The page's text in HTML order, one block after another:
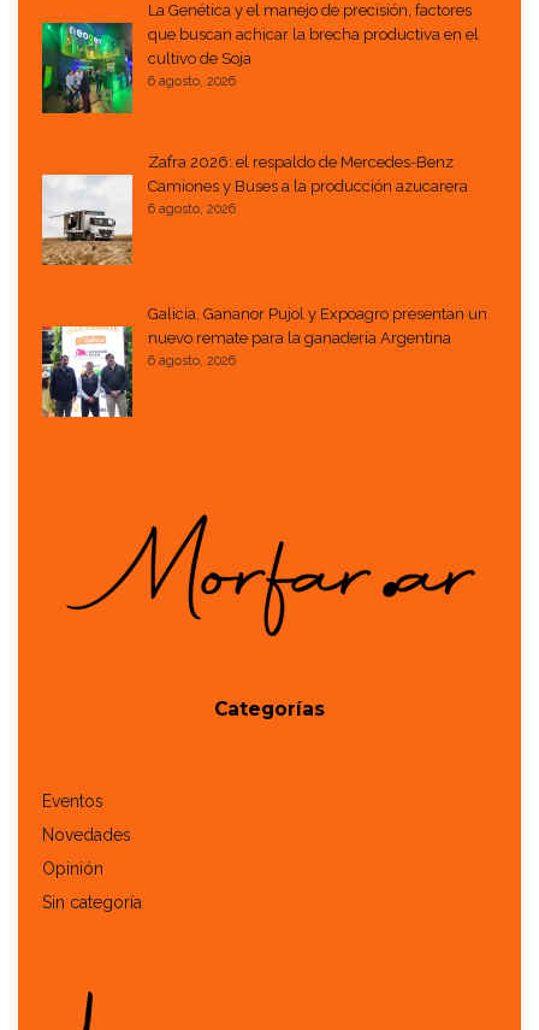
La Genética y el manejo de precisión, factores
que buscan achicar la brecha productiva en el
cultivo de Soja
6 agosto, 2026
Zafra 2026: el respaldo de Mercedes-Benz
Camiones y Buses a la producción azucarera
6 agosto, 2026
Galicia, Gananor Pujol y Expoagro presentan un
nuevo remate para la ganadería Argentina
6 agosto, 2026
Categorías
Eventos
Novedades
Opinión
Sin categoría